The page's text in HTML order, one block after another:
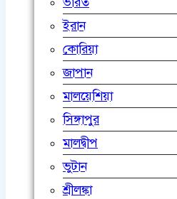
ইরান
কোরিয়া
জাপান
মালয়েশিয়া
সিঙ্গাপুর
মালদ্বীপ
ভুটান
শ্রীলঙ্কা